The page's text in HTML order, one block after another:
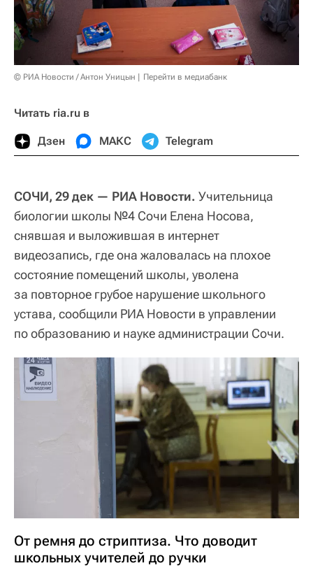
© РИА Новости / Антон Уницын Перейти в медиабанк
Читать ria.ru в
Дзен МАКС Telegram
СОЧИ, 29 дек — РИА Новости. Учительница
биологии школы №4 Сочи Елена Носова,
снявшая и выложившая в интернет
видеозапись, где она жаловалась на плохое
состояние помещений школы, уволена
за повторное грубое нарушение школьного
устава, сообщили РИА Новости в управлении
по образованию и науке администрации Сочи.
От ремня до стриптиза. Что доводит
школьных учителей до ручки